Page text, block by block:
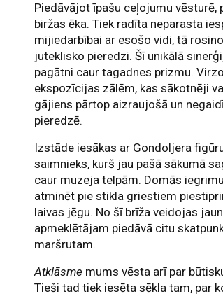
Piedāvājot īpašu ceļojumu vēsturē,
biržas ēka. Tiek radīta neparasta
mijiedarbībai ar esošo vidi, tā
juteklisko pieredzi. Šī unikālā
pagātni caur tagadnes prizmu.
ekspozīcijas zālēm, kas sākotnēji
gājiens pārtop aizraujošā un
pieredzē.
Izstāde iesākas ar Gondoljera
saimnieks, kurš jau pašā sākumā
caur muzeja telpām. Domās
atminēt pie stikla griestiem
laivas jēgu. No šī brīža veidojas
apmeklētājam piedāvā citu
maršrutam.
Atklāsme mums vēsta arī par
Tieši tad tiek iesēta sēkla tam, par